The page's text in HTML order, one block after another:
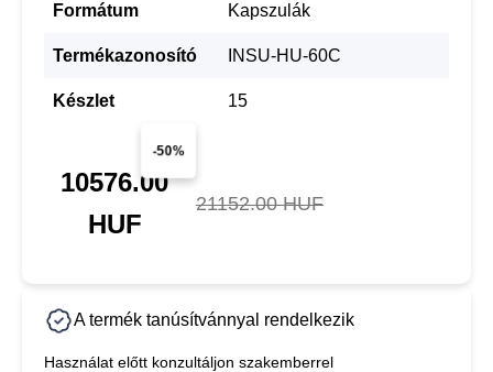
Formátum Kapszulák
Termékazonosító INSU-HU-60C
Készlet 15
-50%
10576.00
HUF
21152.00 HUF
A termék tanúsítvánnyal rendelkezik
Használat előtt konzultáljon szakemberrel